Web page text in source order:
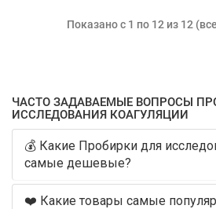
Показано с 1 по 12 из 12
ЧАСТО ЗАДАВАЕМЫЕ ВОПРОСЫ
ИССЛЕДОВАНИЯ КОАГУЛЯЦИИ
💰 Какие Пробирки для
самые дешевые?
❤️ Какие товары самые